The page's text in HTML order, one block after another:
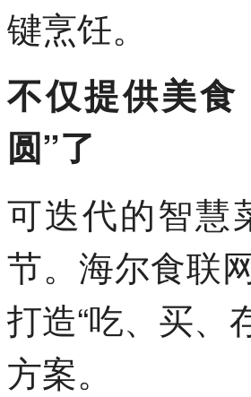
键烹饪。
不仅提供美
圆”了
可迭代的智慧
节。海尔食联
打造“吃、买、
方案。